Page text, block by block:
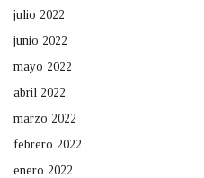
julio 2022
junio 2022
mayo 2022
abril 2022
marzo 2022
febrero 2022
enero 2022